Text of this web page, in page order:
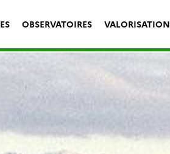
OBSERVATOIRES VALORISATION